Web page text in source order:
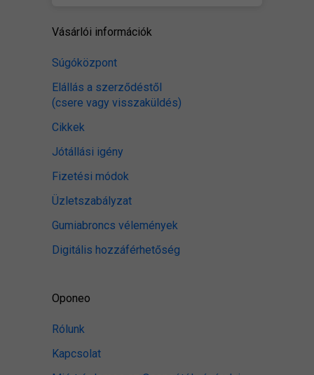
Vásárlói információk
Súgóközpont
Elállás a szerződéstől
(csere vagy visszaküldés)
Cikkek
Jótállási igény
Fizetési módok
Üzletszabályzat
Gumiabroncs vélemények
Digitális hozzáférhetőség
Oponeo
Rólunk
Kapcsolat